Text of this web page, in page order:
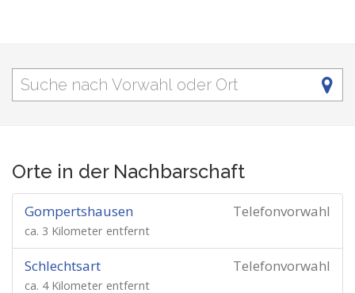
Orte in der Nachbarschaft
Telefonvorwahl
Gompertshausen
ca. 3 Kilometer entfernt
Telefonvorwahl
Schlechtsart
ca. 4 Kilometer entfernt